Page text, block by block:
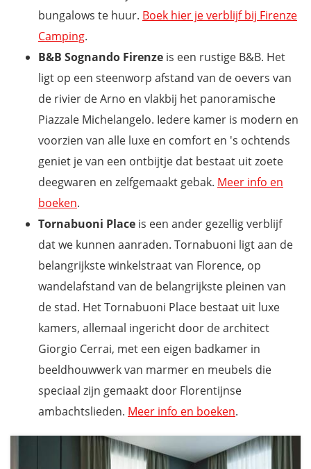
bungalows te huur. Boek hier je verblijf bij Firenze
Camping.
B&B Sognando Firenze is een rustige B&B. Het
ligt op een steenworp afstand van de oevers van
de rivier de Arno en vlakbij het panoramische
Piazzale Michelangelo. Iedere kamer is modern en
voorzien van alle luxe en comfort en 's ochtends
geniet je van een ontbijtje dat bestaat uit zoete
deegwaren en zelfgemaakt gebak. Meer info en
boeken.
Tornabuoni Place is een ander gezellig verblijf
dat we kunnen aanraden. Tornabuoni ligt aan de
belangrijkste winkelstraat van Florence, op
wandelafstand van de belangrijkste pleinen van
de stad. Het Tornabuoni Place bestaat uit luxe
kamers, allemaal ingericht door de architect
Giorgio Cerrai, met een eigen badkamer in
beeldhouwwerk van marmer en meubels die
speciaal zijn gemaakt door Florentijnse
ambachtslieden. Meer info en boeken.